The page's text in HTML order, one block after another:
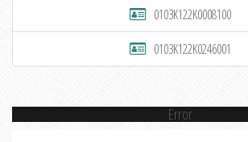
0103K122K0008100
0103K122K0246001
Error